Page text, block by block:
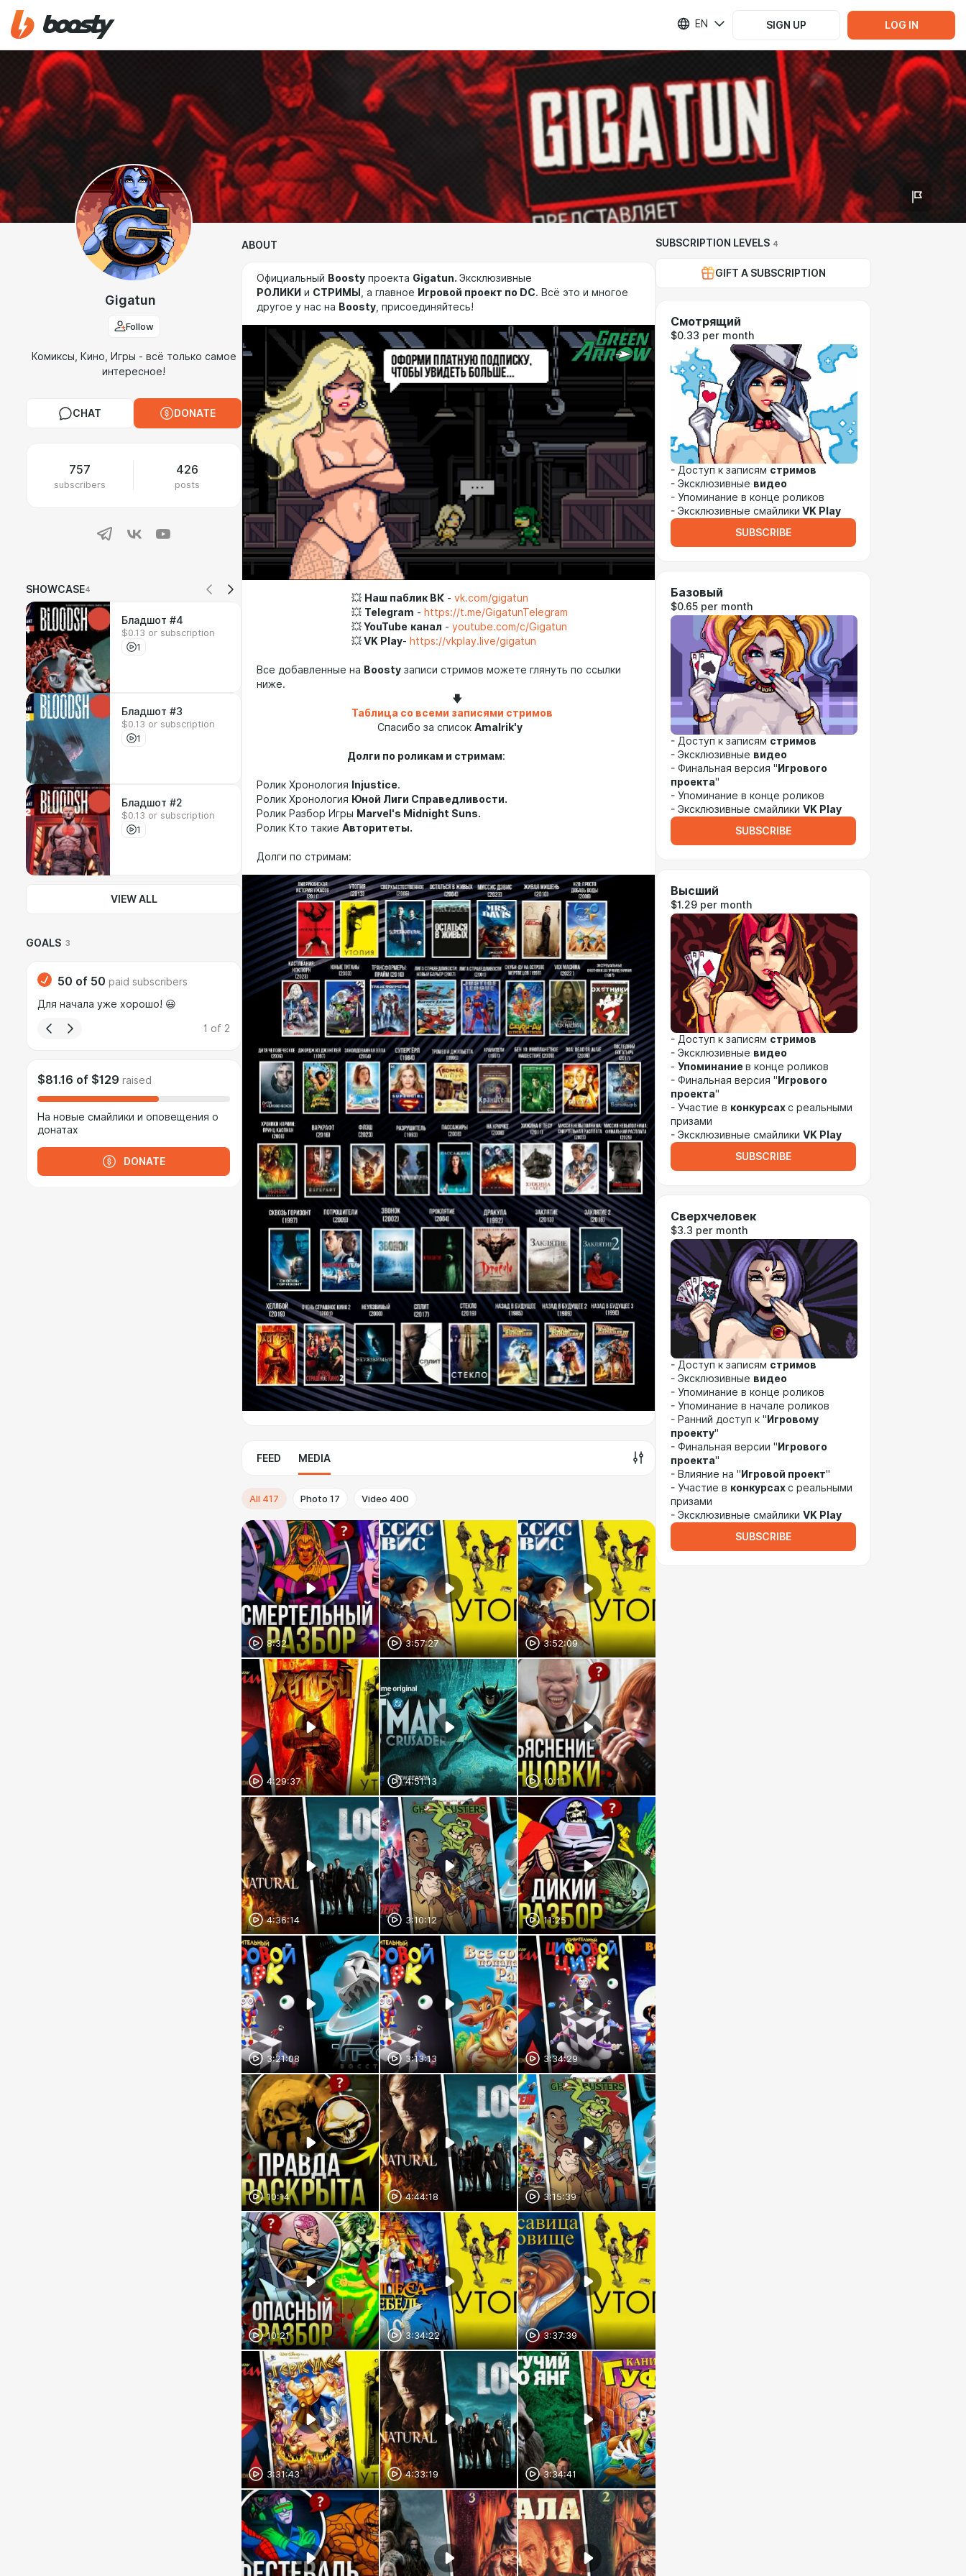
EN SIGN UP LOG IN
Gigatun
Follow
Комиксы, Кино, Игры - всё только самое
интересное!
CHAT DONATE
757
subscribers
426
posts
SHOWCASE4
Бладшот #4
$0.13 or subscription
1
Бладшот #3
$0.13 or subscription
1
Бладшот #2
$0.13 or subscription
1
VIEW ALL
GOALS 3
50 of 50 paid subscribers
Для начала уже хорошо! 😃
1 of 2
$81.16 of $129 raised
На новые смайлики и оповещения о
донатах
DONATE
ABOUT
Официальный Boosty проекта Gigatun. Эксклюзивные
РОЛИКИ и СТРИМЫ , а главное Игровой проект по DC. Всё это и многое
другое у нас на Boosty , присоединяйтесь!
💥 Наш паблик ВК - vk.com/gigatun
💥 Telegram - https://t.me/GigatunTelegram
💥YouTube канал - youtube.com/c/Gigatun
💥VK Play- https://vkplay.live/gigatun
Все добавленные на Boosty записи стримов можете глянуть по ссылки
ниже.
🡇
Таблица со всеми записями стримов
Спасибо за список Amalrik'у
Долги по роликам и стримам:
Ролик Хронология Injustice.
Ролик Хронология Юной Лиги Справедливости.
Ролик Разбор Игры Marvel's Midnight Suns.
Ролик Кто такие Авторитеты.
Долги по стримам:
FEED MEDIA
All 417 Photo 17 Video 400
8:32 3:57:27 3:52:09
4:29:37 4:51:13 10:11
4:36:14 3:10:12 11:25
3:21:08 3:13:13 3:34:29
10:14 4:44:18 3:15:39
10:21 3:34:22 3:37:39
3:31:43 4:33:19 3:34:41
SUBSCRIPTION LEVELS 4
GIFT A SUBSCRIPTION
Смотрящий
$0.33 per month
- Доступ к записям стримов
- Эксклюзивные видео
- Упоминание в конце роликов
- Эксклюзивные смайлики VK Play
SUBSCRIBE
Базовый
$0.65 per month
- Доступ к записям стримов
- Эксклюзивные видео
- Финальная версия " Игрового
проекта"
- Упоминание в конце роликов
- Эксклюзивные смайлики VK Play
SUBSCRIBE
Высший
$1.29 per month
- Доступ к записям стримов
- Эксклюзивные видео
- Упоминаниев конце роликов
- Финальная версия " Игрового
проекта"
- Участие в конкурсахс реальными
призами
- Эксклюзивные смайлики VK Play
SUBSCRIBE
Сверхчеловек
$3.3 per month
- Доступ к записям стримов
- Эксклюзивные видео
- Упоминание в конце роликов
- Упоминание в начале роликов
- Ранний доступ к " Игровому
проекту"
- Финальная версии " Игрового
проекта"
- Влияние на " Игровой проект"
- Участие в конкурсахс реальными
призами
- Эксклюзивные смайлики VK Play
SUBSCRIBE